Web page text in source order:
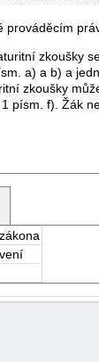
zkoušky se
a) a b) a
zkoušky
písm. f). Žák